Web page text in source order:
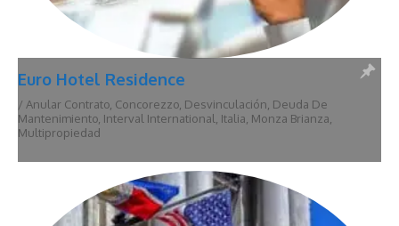
Euro Hotel Residence
/ Anular Contrato, Concorezzo, Desvinculación, Deuda De
Mantenimiento, Interval International, Italia, Monza Brianza,
Multipropiedad